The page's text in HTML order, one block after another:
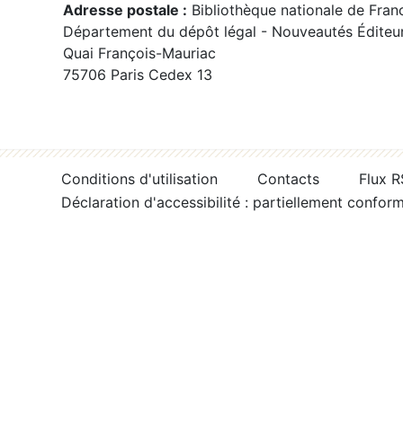
Adresse postale : Bibliothèque nationale de
Département du dépôt légal - Nouveautés
Quai François-Mauriac
75706 Paris Cedex 13
Conditions d'utilisation Contacts
Flux
Déclaration d'accessibilité : partiellement